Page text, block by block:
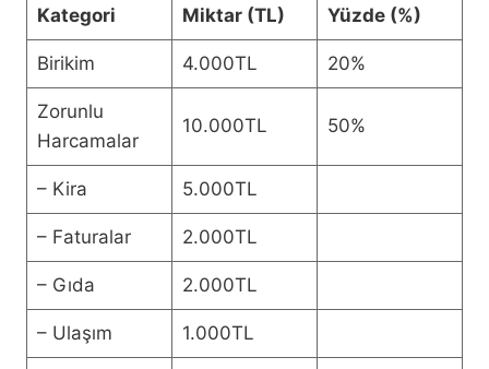
Kategori Miktar (TL) Yüzde (%)
Birikim 4.000TL 20%
Zorunlu
Harcamalar
10.000TL 50%
– Kira 5.000TL
– Faturalar 2.000TL
– Gıda 2.000TL
– Ulaşım 1.000TL